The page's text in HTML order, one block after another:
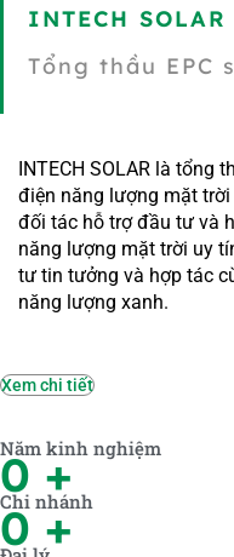
INTECH SOLAR
Tổng thầu EPC
INTECH SOLAR là tổng
điện năng lượng mặt
đối tác hỗ trợ đầu tư và
năng lượng mặt trời uy
tư tin tưởng và hợp tác
năng lượng xanh.
Xem chi tiết
Năm kinh nghiệm
0 +
Chi nhánh
0 +